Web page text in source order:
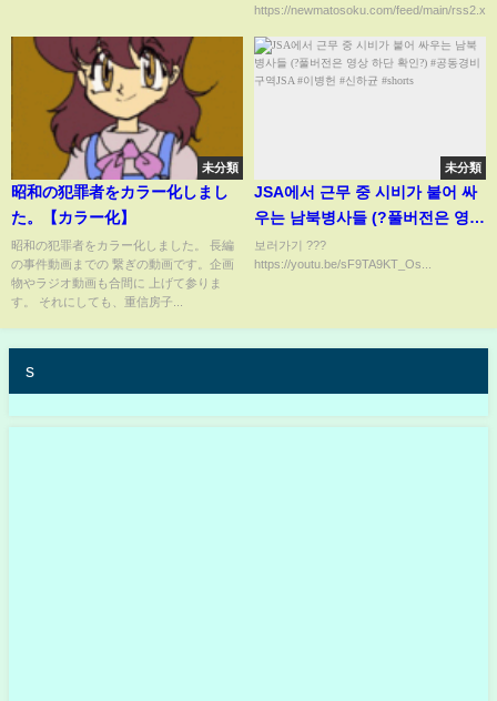
笑だろなｗｗｗｗｗ)」→結
果････
https://newmatosoku.com/feed/main/
未分類
昭和の犯罪者をカラー化しまし
た。【カラー化】
昭和の犯罪者をカラー化しました。 長編
の事件動画までの 繋ぎの動画です。企画
物やラジオ動画も合間に 上げて参りま
す。 それにしても、重信房子...
未分類
JSA에서 근무 중 시비가 붙어 싸
우는 남북병사들 (?풀버전은 영상
하단 확인?) #공동경비구역JSA #
이병헌 #신하균 #shorts
보러가기 ???
https://youtu.be/sF9TA9KT_Os...
s